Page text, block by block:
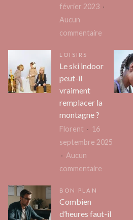
février 2023
Aucun
commentaire
appel
LOISIRS
Le ski indoor
peut-il
vraiment
remplacer la
montagne ?
Florent
16
septembre 2025
Aucun
commentaire
BON PLAN
Combien
d’heures faut-il